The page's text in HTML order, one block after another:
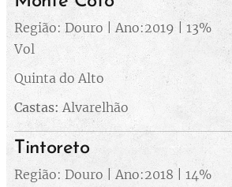
Região: Douro | Ano:2019 | 13%
Vol
Quinta do Alto
Castas:Alvarelhão
Tintoreto
Região: Douro | Ano:2018 | 14%